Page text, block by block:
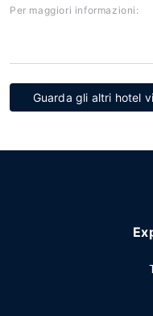
Per maggiori informazioni:
Guarda gli altri hotel